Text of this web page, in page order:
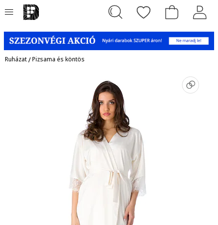
Ruházat/Pizsama és köntös